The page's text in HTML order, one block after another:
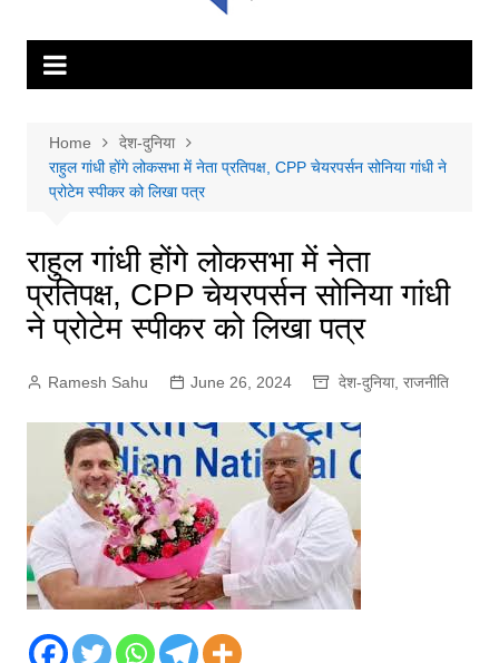
Home
देश-दुनिया
राहुल गांधी होंगे लोकसभा में नेता प्रतिपक्ष, CPP चेयरपर्सन सोनिया गांधी ने
प्रोटेम स्पीकर को लिखा पत्र
राहुल गांधी होंगे लोकसभा में नेता
प्रतिपक्ष, CPP चेयरपर्सन सोनिया गांधी
ने प्रोटेम स्पीकर को लिखा पत्र
Ramesh Sahu June 26, 2024 देश-दुनिया, राजनीति